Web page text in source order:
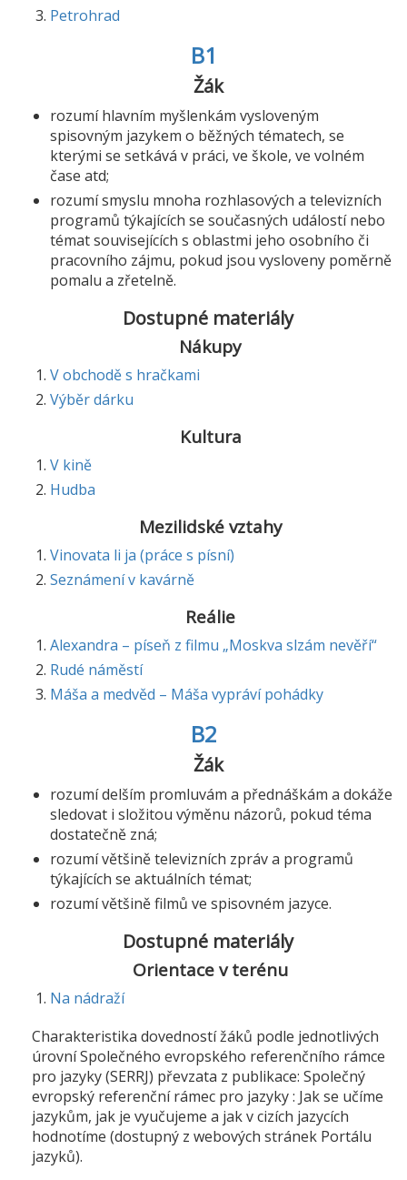
Petrohrad
B1
Žák
rozumí hlavním myšlenkám vysloveným
spisovným jazykem o běžných tématech, se
kterými se setkává v práci, ve škole, ve volném
čase atd;
rozumí smyslu mnoha rozhlasových a televizních
programů týkajících se současných událostí nebo
témat souvisejících s oblastmi jeho osobního či
pracovního zájmu, pokud jsou vysloveny poměrně
pomalu a zřetelně.
Dostupné materiály
Nákupy
V obchodě s hračkami
Výběr dárku
Kultura
V kině
Hudba
Mezilidské vztahy
Vinovata li ja (práce s písní)
Seznámení v kavárně
Reálie
Alexandra – píseň z filmu „Moskva slzám nevěří“
Rudé náměstí
Máša a medvěd – Máša vypráví pohádky
B2
Žák
rozumí delším promluvám a přednáškám a dokáže
sledovat i složitou výměnu názorů, pokud téma
dostatečně zná;
rozumí většině televizních zpráv a programů
týkajících se aktuálních témat;
rozumí většině filmů ve spisovném jazyce.
Dostupné materiály
Orientace v terénu
Na nádraží
Charakteristika dovedností žáků podle jednotlivých
úrovní Společného evropského referenčního rámce
pro jazyky (SERRJ) převzata z publikace: Společný
evropský referenční rámec pro jazyky : Jak se učíme
jazykům, jak je vyučujeme a jak v cizích jazycích
hodnotíme (dostupný z webových stránek Portálu
jazyků).